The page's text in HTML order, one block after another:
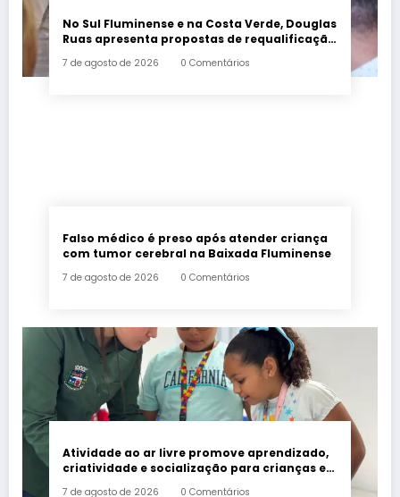
No Sul Fluminense e na Costa Verde, Douglas
Ruas apresenta propostas de requalificação
7 de agosto de 2026 0 Comentários
Falso médico é preso após atender criança
com tumor cerebral na Baixada Fluminense
7 de agosto de 2026 0 Comentários
Atividade ao ar livre promove aprendizado,
criatividade e socialização para crianças e
7 de agosto de 2026 0 Comentários